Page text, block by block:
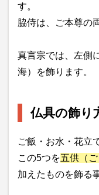
す。
脇侍は、ご本尊の
真言宗では、左側
海）を飾ります。
仏具の飾り
ご飯・お水・花立
この5つを五供（ご
加えたものを飾る